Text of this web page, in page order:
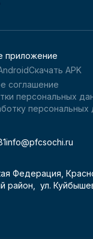
приложение
Скачать APK
соглашение
персональных
персональных
info@pfcsochi.ru
Федерация,
район, ул.